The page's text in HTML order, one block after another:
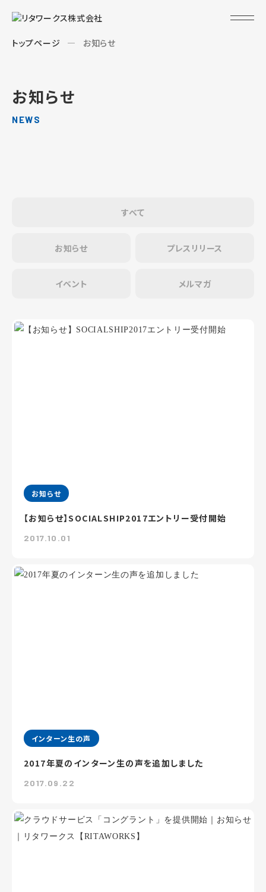
トップページ お知らせ
お知らせ
NEWS
すべて
お知らせ プレスリリース
イベント メルマガ
お知らせ
【お知らせ】SOCIALSHIP2017エントリー受付開始
2017.10.01
インターン生の声
2017年夏のインターン生の声を追加しました
2017.09.22